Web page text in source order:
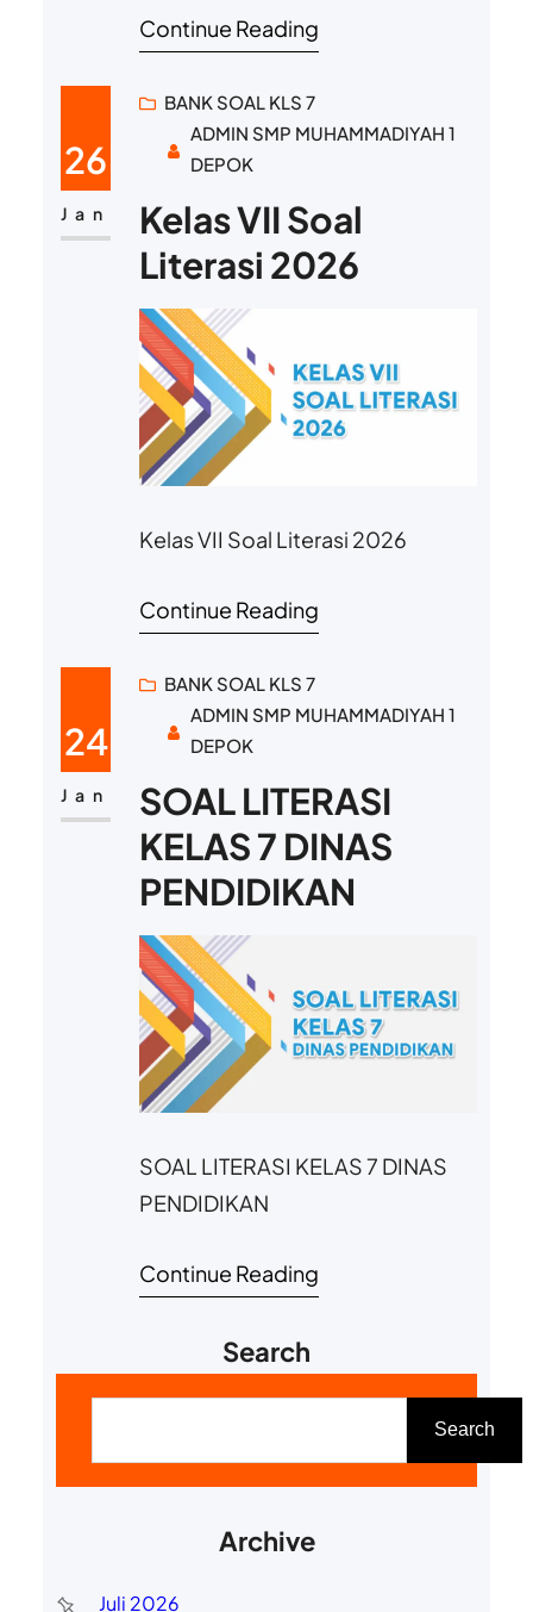
Continue Reading
26
Jan
BANK SOAL KLS 7
ADMIN SMP MUHAMMADIYAH 1
DEPOK
Kelas VII Soal
Literasi 2026
Kelas VII Soal Literasi 2026
Continue Reading
24
Jan
BANK SOAL KLS 7
ADMIN SMP MUHAMMADIYAH 1
DEPOK
SOAL LITERASI
KELAS 7 DINAS
PENDIDIKAN
SOAL LITERASI KELAS 7 DINAS
PENDIDIKAN
Continue Reading
Search
Search
Archive
Juli 2026